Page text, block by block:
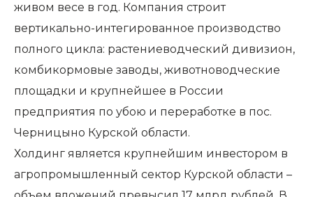
живом весе в год. Компания строит
вертикально-интегированное производство
полного цикла: растениеводческий дивизион,
комбикормовые заводы, животноводческие
площадки и крупнейшее в России
предприятия по убою и переработке в пос.
Черницыно Курской области.
Холдинг является крупнейшим инвестором в
агропромышленный сектор Курской области –